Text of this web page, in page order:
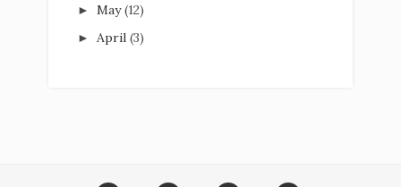
► May(12)
► April (3)